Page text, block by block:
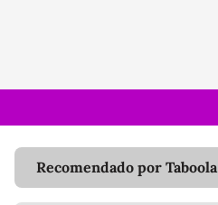
Recomendado por Taboola